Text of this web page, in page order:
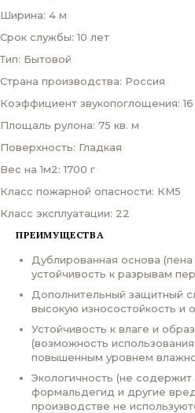
Ширина: 4 м
Срок службы: 10 лет
Тип: Бытовой
Страна производства: Россия
Коэффициент звукопоглощения:
Площаль рулона: 75 кв. м
Поверхность: Гладкая
Вес на 1м2: 1700 г
Класс пожарной опасности: КМ5
Класс эксплуатации: 22
ПРЕИМУЩЕСТВА
Дублированная основа
устойчивость к разрывам
Дополнительный защитный
высокую износостойкость и
Устойчивость к влаге и
(возможность
повышенным уровнем
Экологичность (не
формальдегид и другие
производстве не